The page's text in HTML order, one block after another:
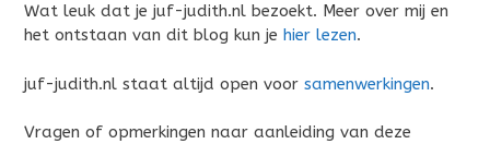
Wat leuk dat je juf-judith.nl bezoekt. Meer over mij en
het ontstaan van dit blog kun je hier lezen.
juf-judith.nl staat altijd open voor samenwerkingen.
Vragen of opmerkingen naar aanleiding van deze